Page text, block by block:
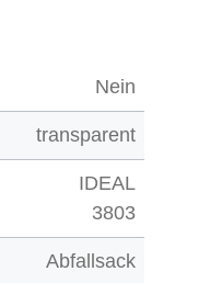
Nein
transparent
IDEAL
3803
Abfallsack